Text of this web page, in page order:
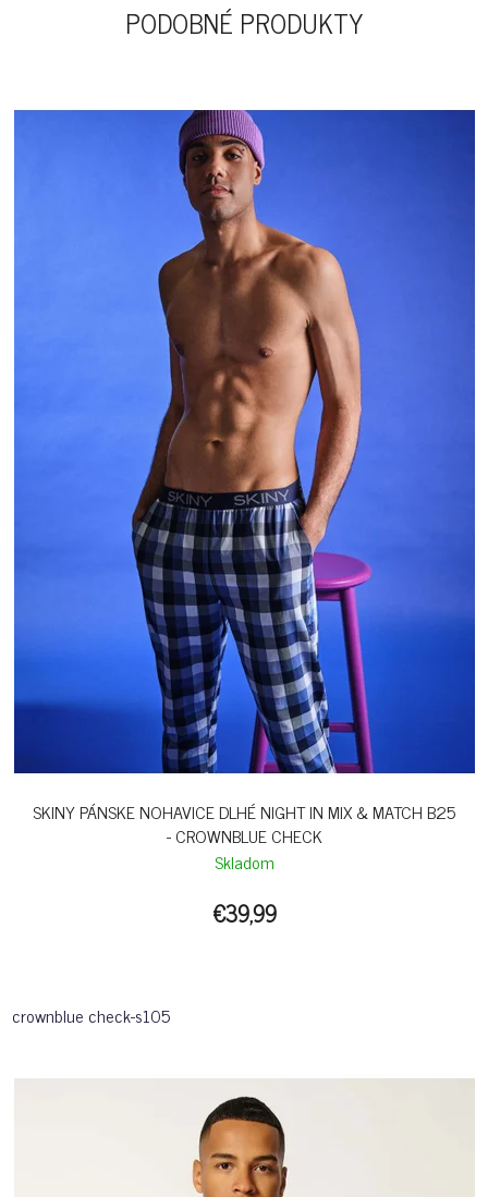
PODOBNÉ PRODUKTY
SKINY PÁNSKE NOHAVICE DLHÉ NIGHT IN MIX & MATCH B25
- CROWNBLUE CHECK
Skladom
€39,99
crownblue check-s105